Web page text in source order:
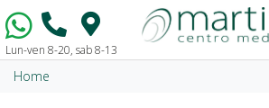
Vai al contenuto
Lun-ven 8-20, sab 8-13
Home